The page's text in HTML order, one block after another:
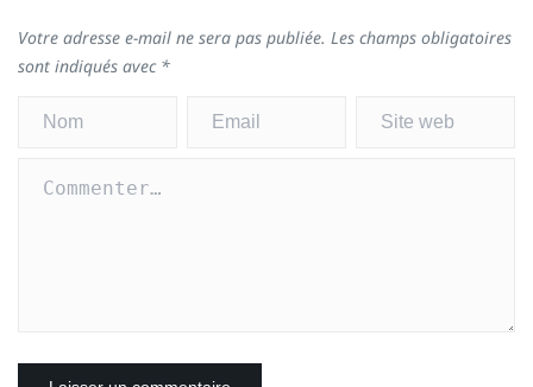
Votre adresse e-mail ne sera pas publiée. Les champs obligatoires
sont indiqués avec *